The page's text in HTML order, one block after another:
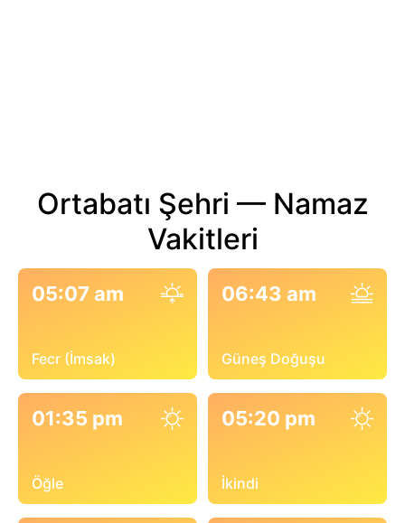
Ortabatı Şehri — Namaz
Vakitleri
05:07 am
Fecr (İmsak)
06:43 am
Güneş Doğuşu
01:35 pm
Öğle
05:20 pm
İkindi